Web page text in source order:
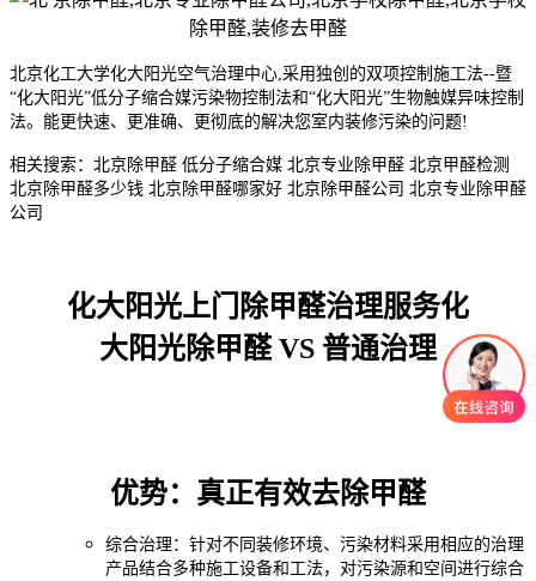
北京化工大学化大阳光空气治理中心,采用独创的双项控制施工法--暨
“化大阳光”低分子缩合媒污染物控制法和“化大阳光”生物触媒异味控制
法。能更快速、更准确、更彻底的解决您室内装修污染的问题!
相关搜索：北京除甲醛 低分子缩合媒 北京专业除甲醛 北京甲醛检测
北京除甲醛多少钱 北京除甲醛哪家好 北京除甲醛公司 北京专业除甲醛
公司
化大阳光上门除甲醛治理服务化
大阳光除甲醛 VS 普通治理
优势：真正有效去除甲醛
综合治理：针对不同装修环境、污染材料采用相应的治理
产品结合多种施工设备和工法，对污染源和空间进行综合